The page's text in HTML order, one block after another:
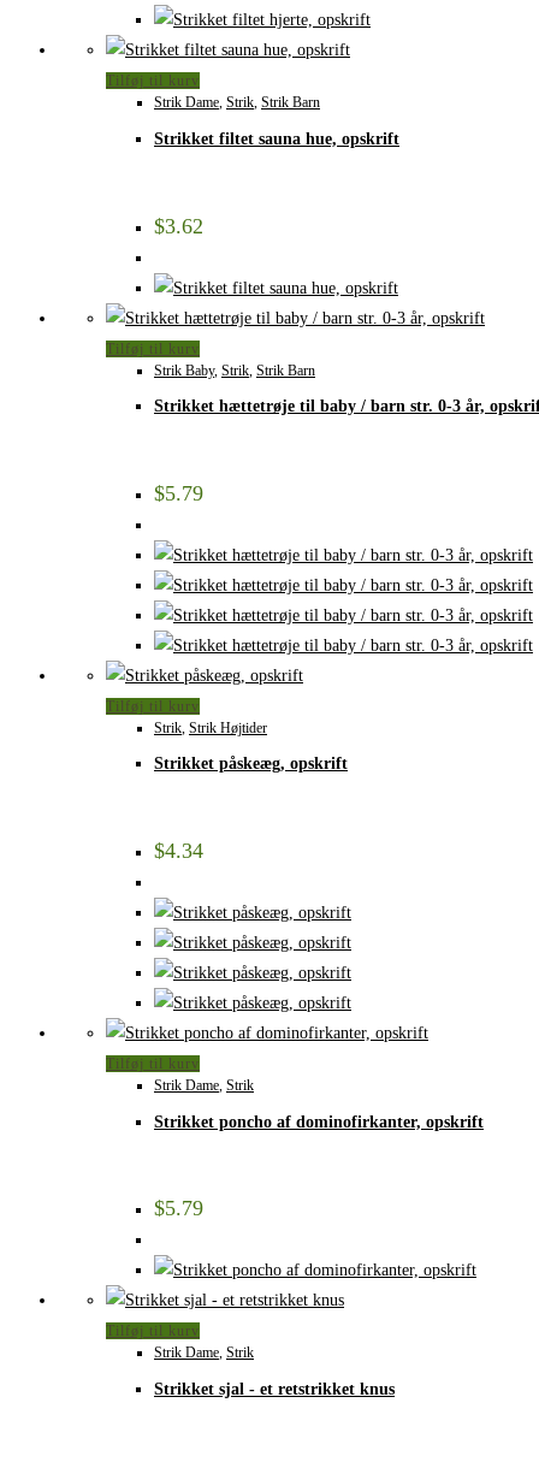
Tilføj til kurv
Strik Dame, Strik, Strik Barn
Strikket filtet sauna hue, opskrift
$3.62
Tilføj til kurv
Strik Baby, Strik Strik Barn
Strikket hættetrøje til baby / barn str. 0-3 år,
$5.79
Tilføj til kurv
Strik Strik Højtider
Strikket påskeæg, opskrift
$4.34
Tilføj til kurv
Strik Dame, Strik
Strikket poncho af dominofirkanter, opskrift
$5.79
Tilføj til kurv
Strik Dame, Strik
Strikket sjal - et retstrikket knus